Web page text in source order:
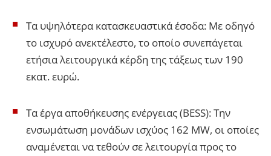
Τα υψηλότερα κατασκευαστικά έσοδα: Με οδηγό
το ισχυρό ανεκτέλεστο, το οποίο συνεπάγεται
ετήσια λειτουργικά κέρδη της τάξεως των 190
εκατ. ευρώ.
Τα έργα αποθήκευσης ενέργειας (BESS): Την
ενσωμάτωση μονάδων ισχύος 162 MW, οι οποίες
αναμένεται να τεθούν σε λειτουργία προς το